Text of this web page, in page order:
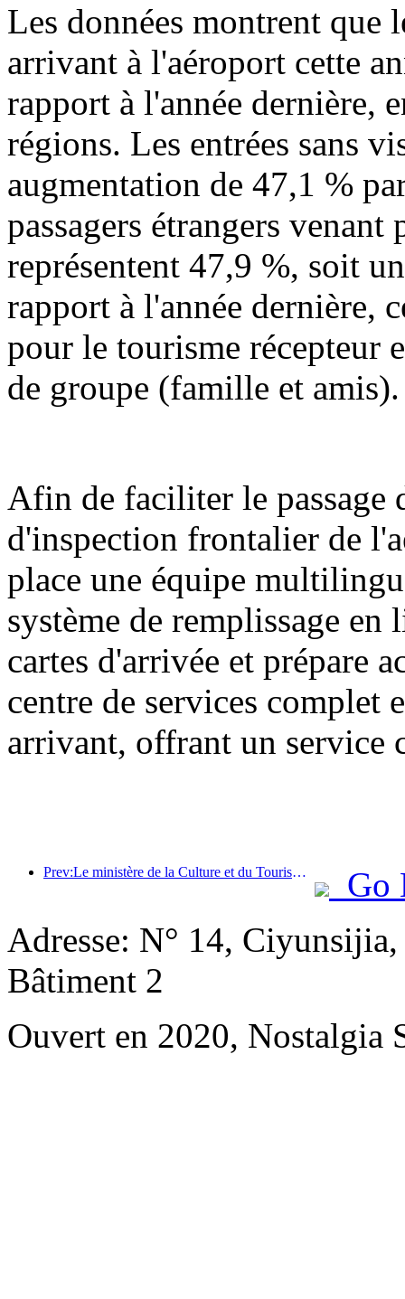
Les données montrent que
arrivant à l'aéroport cette
rapport à l'année dernière,
régions. Les entrées sans
augmentation de 47,1 %
passagers étrangers
représentent 47,9 %, soit
rapport à l'année dernière,
pour le tourisme récepteur
de groupe (famille et amis).
Afin de faciliter le passage
d'inspection frontalier de
place une équipe
système de remplissage
cartes d'arrivée et prépare
centre de services complet
arrivant, offrant un service
Prev:Le ministère de la Culture et du Tourisme a indiqué qu'en 2025, 16 994 sites touristiques de niveau A ont accueilli 7,51 milliards de visiteurs, générant des recettes touristiques de 554,49 milliards de yuans.
Go
Adresse: N° 14,
Bâtiment 2
Ouvert en 2020, Nostalgia